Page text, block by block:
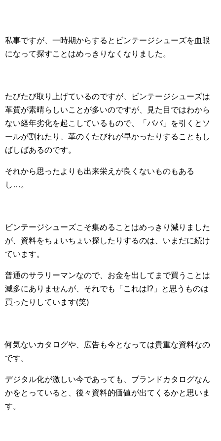
私事ですが、一時期からするとビンテージシューズを血眼
になって探すことはめっきりなくなりました。
たびたび取り上げているのですが、ビンテージシューズは
革質が素晴らしいことが多いのですが、見た目ではわから
ない経年劣化を起こしているもので、「ババ」を引くとソ
ールが割れたり、革のくたびれが早かったりすることもし
ばしばあるのです。
それから思ったよりも出来栄えが良くないものもある
し…。
ビンテージシューズこそ集めることはめっきり減りました
が、資料をちょいちょい探したりするのは、いまだに続け
ています。
普通のサラリーマンなので、お金を出してまで買うことは
滅多にありませんが、それでも「これは!?」と思うものは
買ったりしています(笑)
何気ないカタログや、広告も今となっては貴重な資料なの
です。
デジタル化が激しい今であっても、ブランドカタログなん
かをとっていると、後々資料的価値が出てくるかと思いま
す。